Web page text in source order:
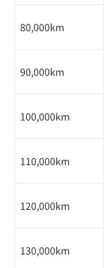
80,000km
90,000km
100,000km
110,000km
120,000km
130,000km